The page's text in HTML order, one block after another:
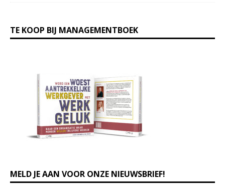
TE KOOP BIJ MANAGEMENTBOEK
MELD JE AAN VOOR ONZE NIEUWSBRIEF!